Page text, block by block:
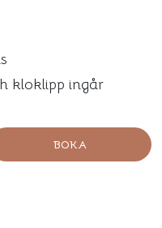
kloklipp ingår
BOKA